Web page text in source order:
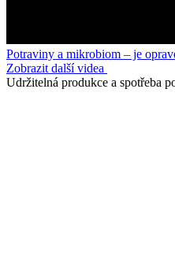
Potraviny a mikrobiom – je
Zobrazit další videa
Udržitelná produkce a spotřeba